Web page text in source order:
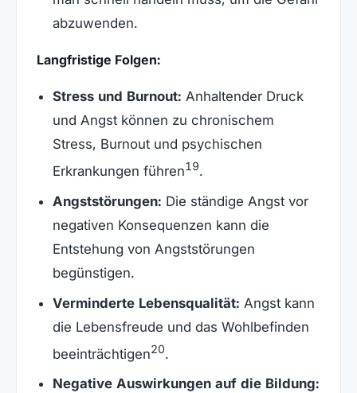
abzuwenden.
Langfristige Folgen:
Stress und Burnout: Anhaltender Druck
und Angst können zu chronischem
Stress, Burnout und psychischen
Erkrankungen führen19.
Angststörungen: Die ständige Angst vor
negativen Konsequenzen kann die
Entstehung von Angststörungen
begünstigen.
Verminderte Lebensqualität: Angst kann
die Lebensfreude und das Wohlbefinden
beeinträchtigen20.
Negative Auswirkungen auf die Bildung: